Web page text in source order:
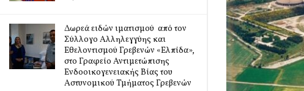
Δωρεά ειδών ιματισμού από τον
Σύλλογο Αλληλεγγύης και
Εθελοντισμού Γρεβενών «Ελπίδα»,
στο Γραφείο Αντιμετώπισης
Ενδοοικογενειακής Βίας του
Αστυνομικού Τμήματος Γρεβενών